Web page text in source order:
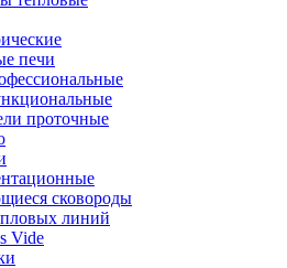
печи
проточные
сковороды
линий
Vide